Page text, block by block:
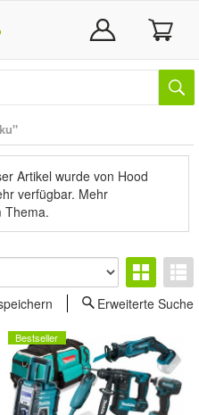
Artikel wurde von Hood
verfügbar. Mehr
Thema.
Erweiterte Suche
Bestseller